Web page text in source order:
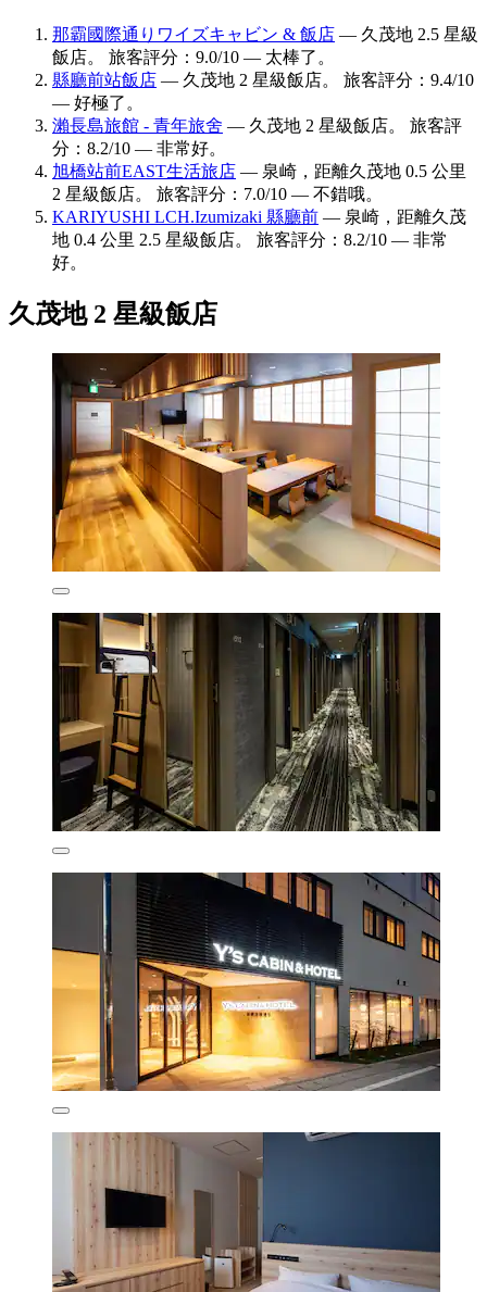
那霸國際通りワイズキャビン & 飯店 — 久茂地 2.5 星級
飯店。 旅客評分：9.0/10 — 太棒了。
縣廳前站飯店 — 久茂地 2 星級飯店。 旅客評分：9.4/10
— 好極了。
瀨長島旅館 - 青年旅舍 — 久茂地 2 星級飯店。 旅客評
分：8.2/10 — 非常好。
旭橋站前EAST生活旅店 — 泉崎，距離久茂地 0.5 公里
2 星級飯店。 旅客評分：7.0/10 — 不錯哦。
KARIYUSHI LCH.Izumizaki 縣廳前 — 泉崎，距離久茂
地 0.4 公里 2.5 星級飯店。 旅客評分：8.2/10 — 非常
好。
久茂地 2 星級飯店